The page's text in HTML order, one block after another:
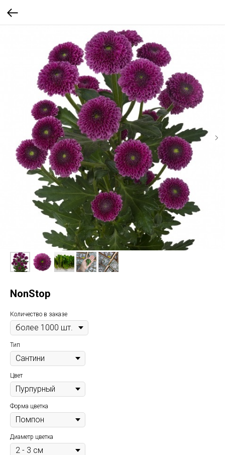
NonStop
Количество в заказе
Тип
Цвет
Форма цветка
Диаметр цветка